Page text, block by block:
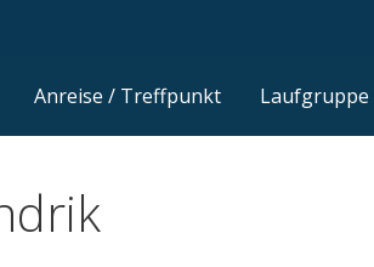
Anreise / Treffpunkt Laufgruppe